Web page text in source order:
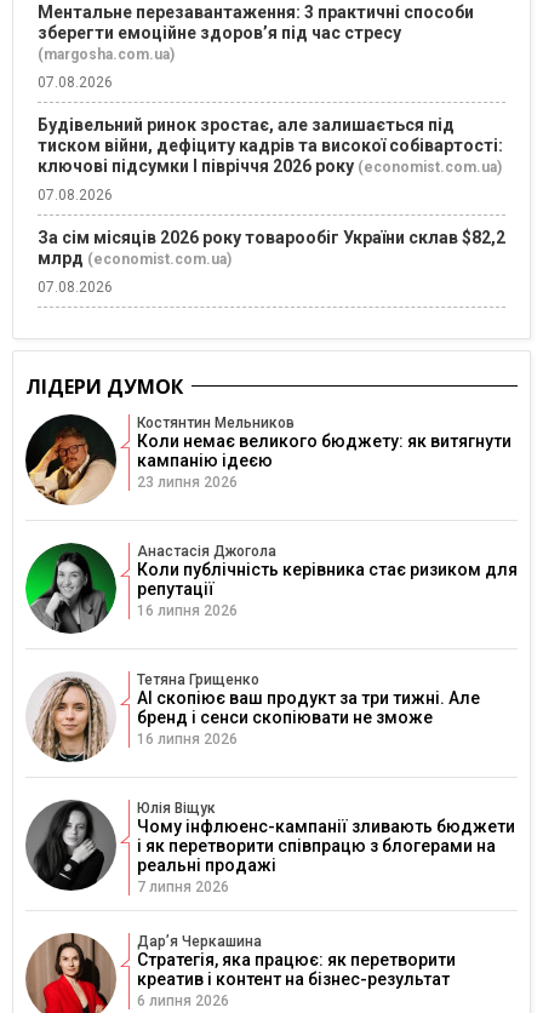
Ментальне перезавантаження: 3 практичні способи
зберегти емоційне здоров’я під час стресу
(margosha.com.ua)
07.08.2026
Будівельний ринок зростає, але залишається під
тиском війни, дефіциту кадрів та високої собівартості:
ключові підсумки І півріччя 2026 року (economist.com.ua)
07.08.2026
За сім місяців 2026 року товарообіг України склав $82,2
млрд (economist.com.ua)
07.08.2026
ЛІДЕРИ ДУМОК
Костянтин Мельников
Коли немає великого бюджету: як витягнути
кампанію ідеєю
23 липня 2026
Анастасія Джогола
Коли публічність керівника стає ризиком для
репутації
16 липня 2026
Тетяна Грищенко
AI скопіює ваш продукт за три тижні. Але
бренд і сенси скопіювати не зможе
16 липня 2026
Юлія Віщук
Чому інфлюенс-кампанії зливають бюджети
і як перетворити співпрацю з блогерами на
реальні продажі
7 липня 2026
Дарʼя Черкашина
Стратегія, яка працює: як перетворити
креатив і контент на бізнес-результат
6 липня 2026